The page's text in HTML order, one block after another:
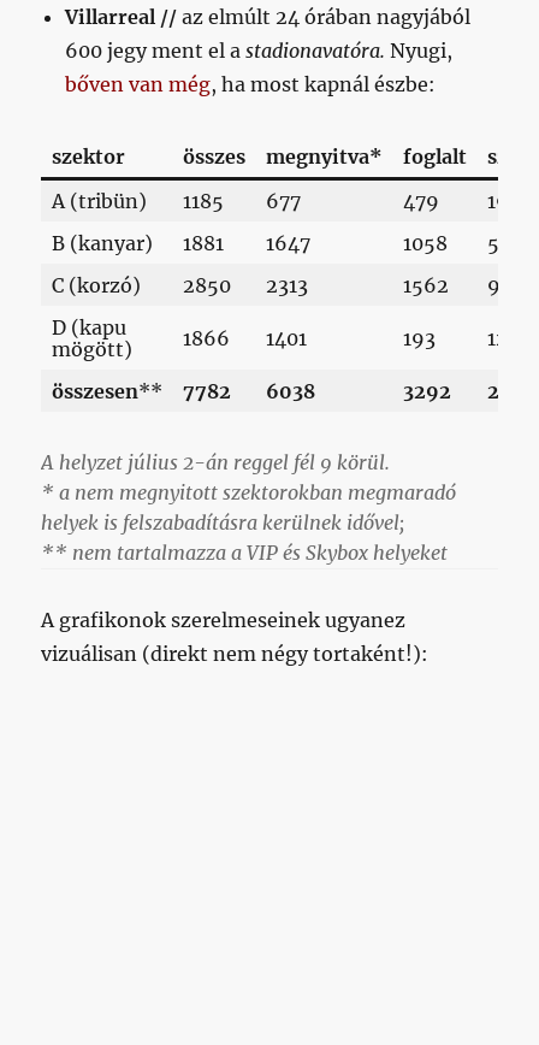
Villarreal // az elmúlt 24 órában nagyjából
600 jegy ment el astadionavatóra.Nyugi,
bőven van még, ha most kapnál észbe:
szektor összes megnyitva* foglalt
A (tribün)
1185 677 479
198
B (kanyar)
1881 1647 1058
589
C (korzó)
2850 2313 1562
992
D (kapu
mögött)
1866 1401 193 1208
összesen** 7782 6038 3292 2746
A helyzet július 2-án reggel fél 9 körül.
* a nem megnyitott szektorokban megmaradó
helyek is felszabadításra kerülnek idővel;
** nem tartalmazza a VIP és Skybox helyeket
A grafikonok szerelmeseinek ugyanez
vizuálisan (direkt nem négy tortaként!):